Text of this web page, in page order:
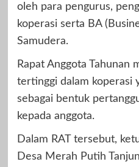
oleh para pengurus,
koperasi serta BA
Samudera.
Rapat Anggota Tahunan
tertinggi dalam koperasi
sebagai bentuk
kepada anggota.
Dalam RAT tersebut,
Desa Merah Putih